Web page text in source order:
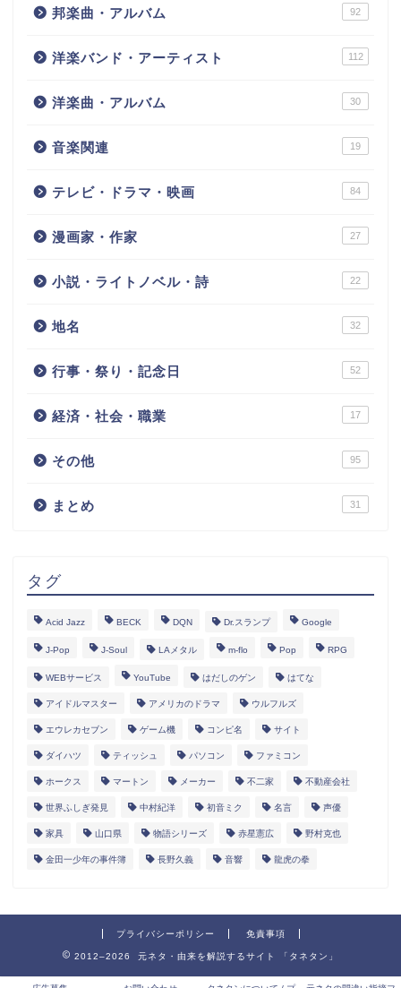
邦楽曲・アルバム 92
洋楽バンド・アーティスト 112
洋楽曲・アルバム 30
音楽関連 19
テレビ・ドラマ・映画 84
漫画家・作家 27
小説・ライトノベル・詩 22
地名 32
行事・祭り・記念日 52
経済・社会・職業 17
その他 95
まとめ 31
タグ
Acid Jazz BECK DQN Dr.スランプ Google
J-Pop J-Soul LAメタル m-flo Pop RPG
WEBサービス YouTube はだしのゲン はてな
アイドルマスター アメリカのドラマ ウルフルズ
エウレカセブン ゲーム機 コンピ名 サイト
ダイハツ ティッシュ パソコン ファミコン
ホークス マートン メーカー 不二家 不動産会社
世界ふしぎ発見 中村紀洋 初音ミク 名言 声優
家具 山口県 物語シリーズ 赤星憲広 野村克也
金田一少年の事件簿 長野久義 音響 龍虎の拳
プライバシーポリシー 免責事項
2012–2026 元ネタ・由来を解説するサイト 「タネタン」